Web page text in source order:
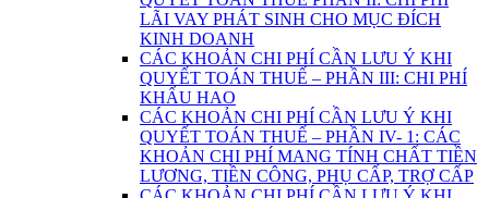
LÃI VAY PHÁT SINH CHO MỤC ĐÍCH
KINH DOANH
CÁC KHOẢN CHI PHÍ CẦN LƯU Ý KHI
QUYẾT TOÁN THUẾ – PHẦN III: CHI PHÍ
KHẤU HAO
CÁC KHOẢN CHI PHÍ CẦN LƯU Ý KHI
QUYẾT TOÁN THUẾ – PHẦN IV- 1: CÁC
KHOẢN CHI PHÍ MANG TÍNH CHẤT TIỀN
LƯƠNG, TIỀN CÔNG, PHỤ CẤP, TRỢ CẤP